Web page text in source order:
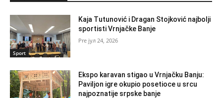
Sport
Kaja Tutunović i Dragan Stojković najbolji
sportisti Vrnjačke Banje
јул 24, 2026
Ekspo karavan stigao u Vrnjačku Banju:
Paviljon igre okupio posetioce u srcu
najpoznatije srpske banje